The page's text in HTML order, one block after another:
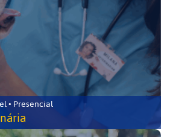
• Presencial